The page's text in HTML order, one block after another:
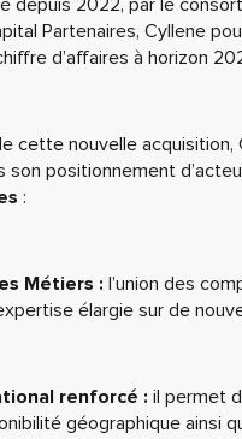
depuis 2022, par le
Partenaires, Cyllene
d’affaires à horizon
cette nouvelle acquisition,
son positionnement
:
Métiers : l’union des
élargie sur de
renforcé : il permet
géographique ainsi